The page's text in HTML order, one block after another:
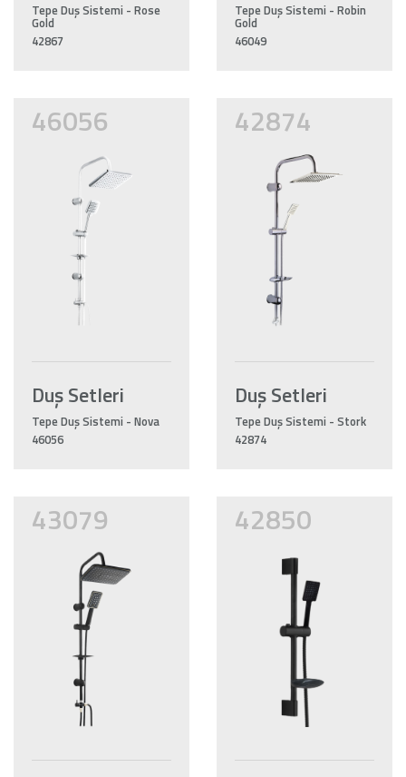
Tepe Duş Sistemi - Rose
Gold
42867
Tepe Duş Sistemi - Robin
Gold
46049
46056
Duş Setleri
Tepe Duş Sistemi - Nova
46056
42874
Duş Setleri
Tepe Duş Sistemi - Stork
42874
43079 42850